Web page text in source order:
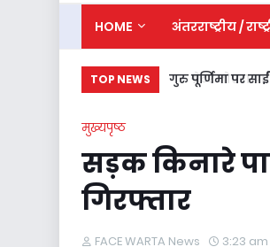
HOME अंतरराष्ट्रीय /
TOP NEWS गुरु पूर्णिमा पर
मुख्यपृष्ठ
सड़क किनारे
गिरफ्तार
FACE WARTA News 3:23 am